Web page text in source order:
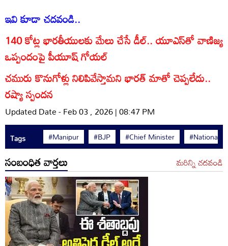
ఇవి కూడా చదవండి..
140 కోట్ల భారతీయులకు మేలు చేసే డీల్.. యూఎస్‌తో వాణిజ్య
ఒప్పందంపై పీయూష్ గోయల్
చమురు కొనుగోళ్లు నిలిపివేస్తామని భారత్ మాతో చెప్పలేదు..
రష్యా స్పందన
Updated Date - Feb 03 , 2026 | 08:47 PM
Tags #Manipur #BJP #Chief Minister #National
సంబంధిత వార్తలు మరిన్ని చదవండి